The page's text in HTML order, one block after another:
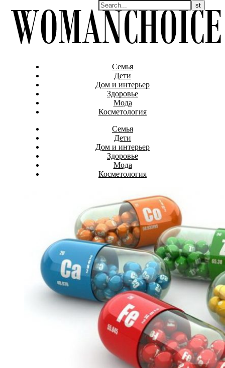
Семья
Дети
Дом и интерьер
Здоровье
Мода
Косметология
Семья
Дети
Дом и интерьер
Здоровье
Мода
Косметология